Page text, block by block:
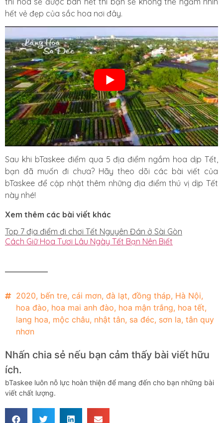
hết vẻ đẹp của sắc hoa nơi đây.
Sau khi bTaskee điểm qua 5 địa điểm ngắm hoa dịp Tết,
bạn đã muốn đi chưa? Hãy theo dõi các bài viết của
bTaskee để cập nhật thêm những địa điểm thú vị dịp Tết
này nhé!
Xem thêm các bài viết khác
Top 7 địa điểm đi chơi Tết Nguyên Đán ở Sài Gòn
Cách Giữ Hoa Tươi Lâu Ngày Tết Bạn Nên Biết
2020, bến tre, cái mơn, đà lạt, đồng tháp, Hà Nội,
hoa đào, hoa mai anh đào, hoa mận trắng, hoa tết,
lang hoa, mộc châu, nhật tân, sa đéc, sơn la, tân quy
nhơn
Nhấn chia sẻ nếu bạn cảm thấy bài viết hữu
ích.
bTaskee luôn nỗ lực hoàn thiện để mang đến cho bạn những bài
viết chất lượng.